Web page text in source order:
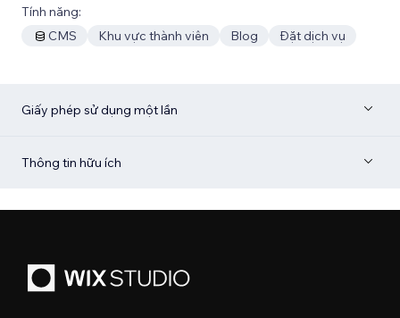
Tính năng:
CMS
Khu vực thành viên Blog Đặt dịch vụ
Giấy phép sử dụng một lần
Thông tin hữu ích